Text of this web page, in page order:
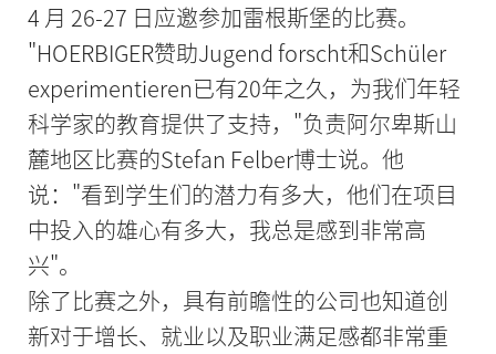
4 月 26-27 日应邀参加雷根斯堡的比赛。
"HOERBIGER赞助Jugend forscht和Schüler
experimentieren已有20年之久，为我们年轻
科学家的教育提供了支持，"负责阿尔卑斯山
麓地区比赛的Stefan Felber博士说。他
说："看到学生们的潜力有多大，他们在项目
中投入的雄心有多大，我总是感到非常高
兴"。
除了比赛之外，具有前瞻性的公司也知道创
新对于增长、就业以及职业满足感都非常重